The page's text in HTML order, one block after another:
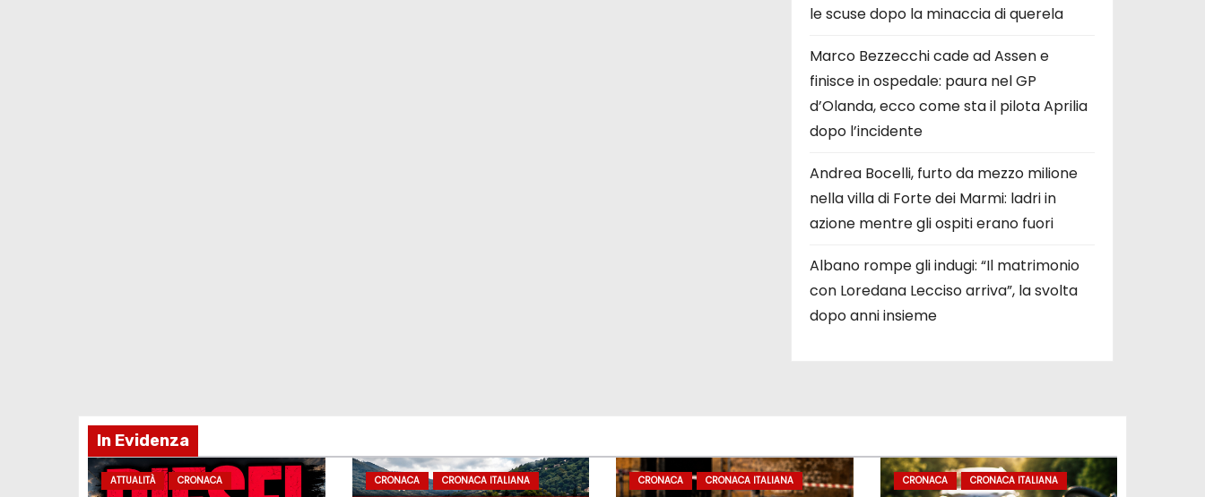
le scuse dopo la minaccia di querela
Marco Bezzecchi cade ad Assen e
finisce in ospedale: paura nel GP
d’Olanda, ecco come sta il pilota Aprilia
dopo l’incidente
Andrea Bocelli, furto da mezzo milione
nella villa di Forte dei Marmi: ladri in
azione mentre gli ospiti erano fuori
Albano rompe gli indugi: “Il matrimonio
con Loredana Lecciso arriva”, la svolta
dopo anni insieme
In Evidenza
ATTUALITÀ
CRONACA
CRONACA CRONACA ITALIANA CRONACA CRONACA ITALIANA CRONACA CRONACA ITALIANA